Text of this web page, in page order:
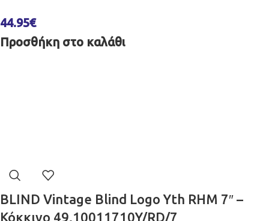
44.95€
Προσθήκη στο καλάθι
BLIND Vintage Blind Logo Yth RHM 7″ –
Κόκκινο 49.10011710Y/RD/7